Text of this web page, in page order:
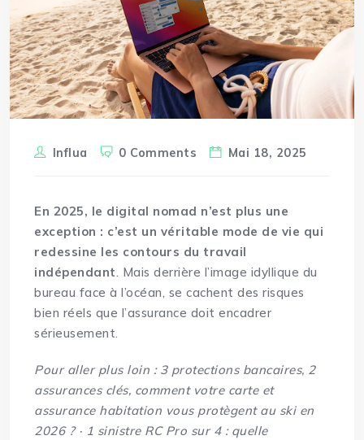
Influa 0 Comments Mai 18, 2025
En 2025, le digital nomad n’est plus une
exception : c’est un véritable mode de vie qui
redessine les contours du travail
indépendant. Mais derrière l’image idyllique du
bureau face à l’océan, se cachent des risques
bien réels que l’assurance doit encadrer
sérieusement.
Pour aller plus loin : 3 protections bancaires, 2
assurances clés, comment votre carte et
assurance habitation vous protègent au ski en
2026 ?· 1 sinistre RC Pro sur 4 : quelle